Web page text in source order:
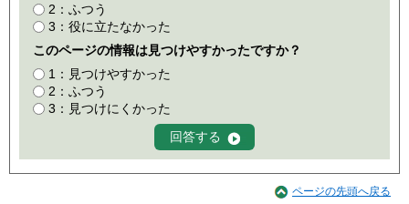
2：ふつう
3：役に立たなかった
このページの情報は見つけやすかったですか？
1：見つけやすかった
2：ふつう
3：見つけにくかった
ページの先頭へ戻る